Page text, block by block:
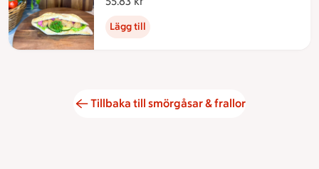
Lägg till
Tillbaka till smörgåsar & frallor